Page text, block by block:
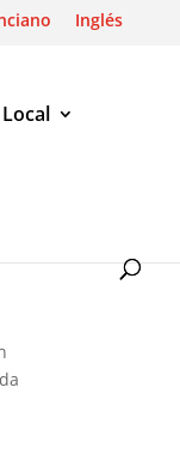
Inglés